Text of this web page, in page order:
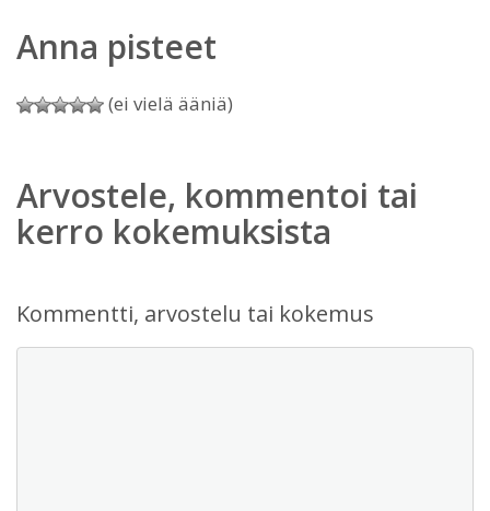
Anna pisteet
(ei vielä ääniä)
Arvostele, kommentoi tai
kerro kokemuksista
Kommentti, arvostelu tai kokemus